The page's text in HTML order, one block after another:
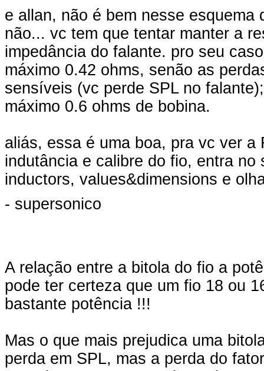
e allan, não é bem nesse
não... vc tem que tentar manter a
impedância do falante. pro seu
máximo 0.42 ohms, senão as
sensíveis (vc perde SPL no
máximo 0.6 ohms de bobina.
aliás, essa é uma boa, pra vc ver
indutância e calibre do fio, entra
inductors, values&dimensions e
- supersonico
A relação entre a bitola do fio a
pode ter certeza que um fio 18 ou
bastante potência !!!
Mas o que mais prejudica uma
perda em SPL, mas a perda do